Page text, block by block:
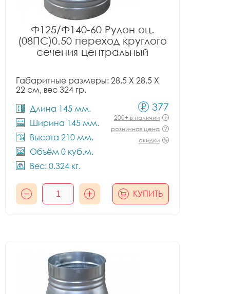
Ф125/Ф140-60 Рулон оц.
(08ПС)0.50 переход круглого
сечения центральный
Габаритные размеры: 28.5 X 28.5 X
22 см, вес 324 гр.
Длина 145 мм.
Ширина 145 мм.
Высота 210 мм.
Объём 0 куб.м.
Вес: 0.324 кг.
377
200+ в наличии
розничная цена
скидки
КУПИТЬ